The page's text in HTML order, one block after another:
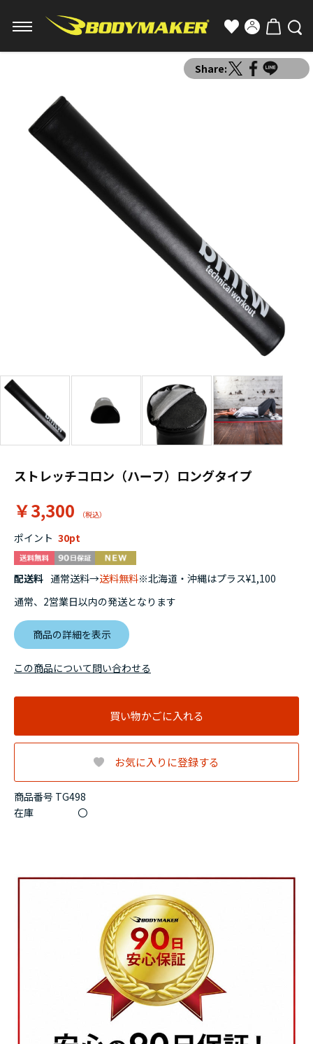
Share:
ストレッチコロン（ハーフ）ロングタイプ
￥3,300
商品番号 TG498
ポイント 30
在庫 〇
配送料 通常送料→送料無料※北海道・沖縄はプラス¥1,100
通常、2営業日以内の発送となります
商品の詳細を表示
買い物かごに入れる
お気に入りに登録する
この商品について問い合わせる